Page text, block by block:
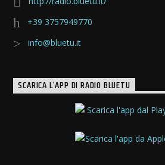
+39 3757949770
info@bluetu.it
SCARICA L’APP DI RADIO BLUETU